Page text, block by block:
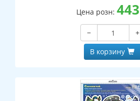
Цена розн: 443
−
+
В корзину